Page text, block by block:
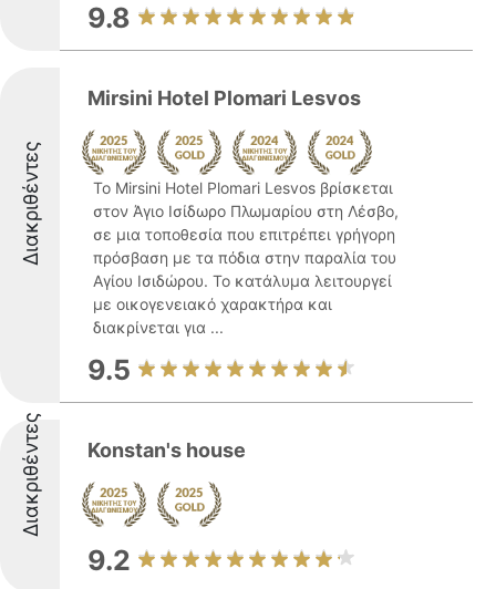
9.8
Διακριθέντες
Mirsini Hotel Plomari Lesvos
Το Mirsini Hotel Plomari Lesvos βρίσκεται
στον Άγιο Ισίδωρο Πλωμαρίου στη Λέσβο,
σε μια τοποθεσία που επιτρέπει γρήγορη
πρόσβαση με τα πόδια στην παραλία του
Αγίου Ισιδώρου. Το κατάλυμα λειτουργεί
με οικογενειακό χαρακτήρα και
διακρίνεται για ...
9.5
Διακριθέντες Konstan's house
9.2